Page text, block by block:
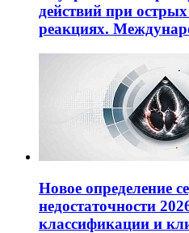
действий при
реакциях.
Новое определение
недостаточности
классификации и